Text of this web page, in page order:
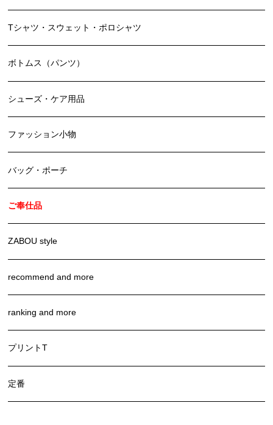
Tシャツ・スウェット・ポロシャツ
ボトムス（パンツ）
シューズ・ケア用品
ファッション小物
バッグ・ポーチ
ご奉仕品
ZABOU style
recommend and more
ranking and more
プリントT
定番